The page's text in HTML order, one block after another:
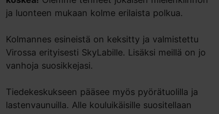
ja luonteen mukaan kolme erilaista polkua.
Kolmannes esineistä on keksitty ja valmistettu
Virossa erityisesti SkyLabille. Lisäksi meillä on jo
vanhoja suosikkejasi.
Tiedekeskukseen pääsee myös pyörätuolilla ja
lastenvaunuilla. Alle kouluikäisille suositellaan